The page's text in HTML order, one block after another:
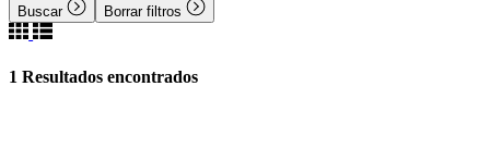
Buscar Borrar filtros
1 Resultados encontrados